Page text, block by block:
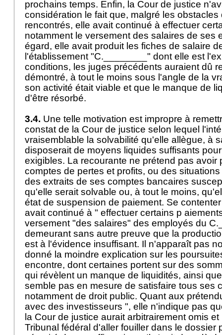
prochains temps. Enfin, la Cour de justice
considération le fait que, malgré les obstacles
rencontrés, elle avait continué à effectuer
notamment le versement des salaires de ses
égard, elle avait produit les fiches de salaire
l'établissement "C.________" dont elle est
conditions, les juges précédents auraient dû
démontré, à tout le moins sous l'angle de la
son activité était viable et que le manque de
d'être résorbé.
3.4. Une telle motivation est impropre à
constat de la Cour de justice selon lequel
vraisemblable la solvabilité qu'elle allègue, à
disposerait de moyens liquides suffisants
exigibles. La recourante ne prétend pas avoir
comptes de pertes et profits, ou des
des extraits de ses comptes bancaires
qu'elle serait solvable ou, à tout le moins,
état de suspension de paiement. Se
avait continué à " effectuer certains p
versement "des salaires" des employés du
demeurant sans autre preuve que la
est à l'évidence insuffisant. Il n'apparaît pas
donné la moindre explication sur les
encontre, dont certaines portent sur des
qui révèlent un manque de liquidités, ainsi
semble pas en mesure de satisfaire tous ses
notamment de droit public. Quant aux
avec des investisseurs ", elle n'indique pas
la Cour de justice aurait arbitrairement omis
Tribunal fédéral d'aller fouiller dans le dossier